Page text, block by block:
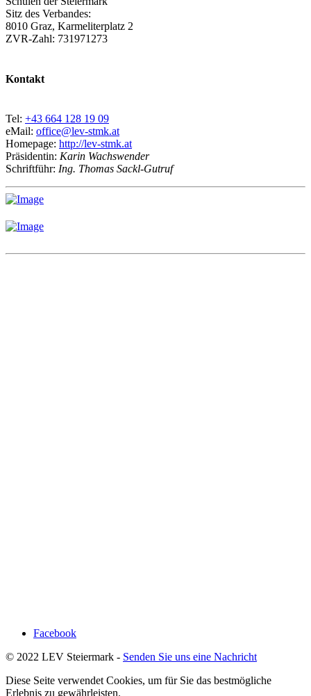
Sitz des Verbandes:
8010 Graz, Karmeliterplatz 2
ZVR-Zahl: 731971273
Kontakt
Tel: +43 664 128 19 09
eMail: office@lev-stmk.at
Homepage: http://lev-stmk.at
Präsidentin: Karin Wachswender
Schriftführ: Ing. Thomas Sackl-Gutruf
Facebook
© 2022 LEV Steiermark - Senden Sie uns eine Nachricht
Diese Seite verwendet Cookies, um für Sie das bestmögliche
Erlebnis zu gewährleisten.